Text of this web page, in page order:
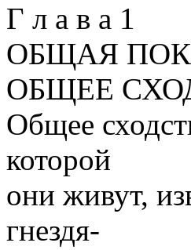
Г л а в а 1
ОБЩАЯ
ОБЩЕЕ
Общее
которой
они живут,
гнездя-